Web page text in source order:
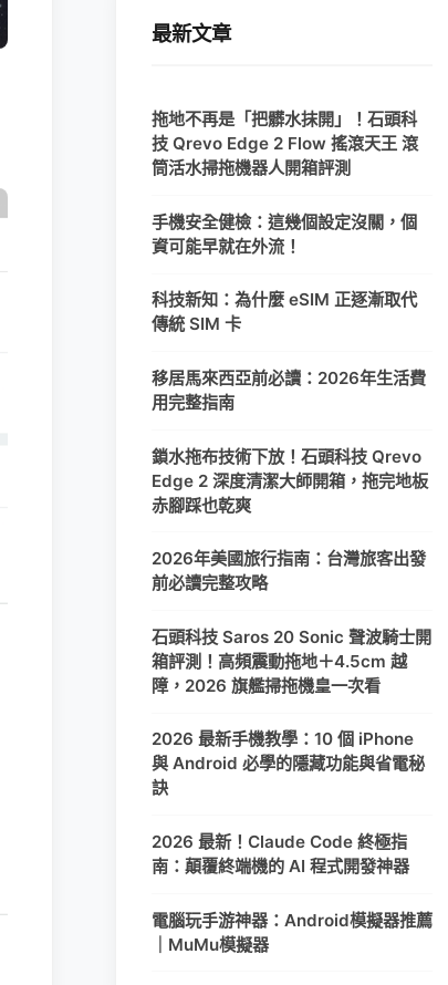
最新文章
拖地不再是「把髒水抹開」！石頭科
技 Qrevo Edge 2 Flow 搖滾天王 滾
筒活水掃拖機器人開箱評測
手機安全健檢：這幾個設定沒關，個
資可能早就在外流！
科技新知：為什麼 eSIM 正逐漸取代
傳統 SIM 卡
移居馬來西亞前必讀：2026年生活費
用完整指南
鎖水拖布技術下放！石頭科技 Qrevo
Edge 2 深度清潔大師開箱，拖完地板
赤腳踩也乾爽
2026年美國旅行指南：台灣旅客出發
前必讀完整攻略
石頭科技 Saros 20 Sonic 聲波騎士開
箱評測！高頻震動拖地＋4.5cm 越
障，2026 旗艦掃拖機皇一次看
2026 最新手機教學：10 個 iPhone
與 Android 必學的隱藏功能與省電秘
訣
2026 最新！Claude Code 終極指
南：顛覆終端機的 AI 程式開發神器
電腦玩手游神器：Android模擬器推薦
｜MuMu模擬器